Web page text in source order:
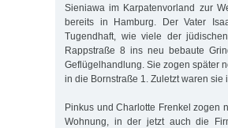
Sieniawa im Karpatenvorland zur
bereits in Hamburg. Der Vater
Tugendhaft, wie viele der
Rappstraße 8 ins neu bebaute
Geflügelhandlung. Sie zogen später
in die Bornstraße 1. Zuletzt waren
Pinkus und Charlotte Frenkel zogen
Wohnung, in der jetzt auch die